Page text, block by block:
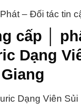
– Đối tác tin
cấp │
Dạng
Dạng Viên